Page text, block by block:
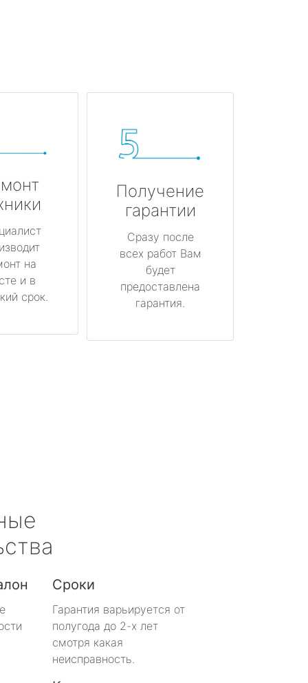
на
и в
срок.
Получение
гарантии
Сразу после
всех работ Вам
будет
предоставлена
гарантия.
Сроки
Гарантия варьируется от
полугода до 2-х лет
смотря какая
неисправность.